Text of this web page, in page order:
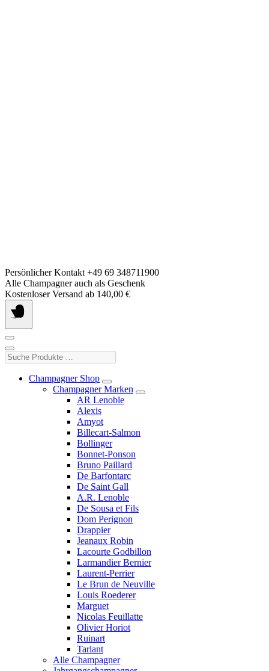
Springe
zum
Inhalt
Persönlicher Kontakt +49 69 348711900
Alle Champagner auch als Geschenk
Kostenloser Versand ab 140,00 €
Suche
Produkte
Champagner Shop
Champagner Marken
AR Lenoble
Alexis
Amyot
Billecart-Salmon
Bollinger
Bonnet-Ponson
Bruno Paillard
De Barfontarc
De Saint Gall
A.R. Lenoble
De Sousa et Fils
Dom Perignon
Drappier
Jeanaux Robin
Lacourte Godbillon
Larmandier Bernier
Laurent-Perrier
Le Brun de Neuville
Louis Roederer
Marguet
Nicolas Feuillatte
Olivier Horiot
Ruinart
Tarlant
Alle Champagner